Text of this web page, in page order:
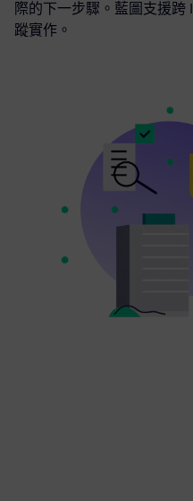
際的下一步驟。藍圖支援跨
蹤實作。